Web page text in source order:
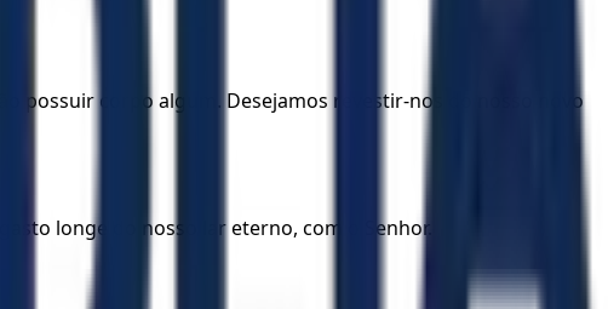
possuir corpo algum. Desejamos revestir-nos do nosso novo
longe do nosso lar eterno, com o Senhor.